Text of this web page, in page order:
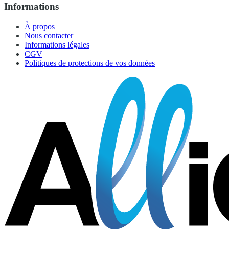
Informations
À propos
Nous contacter
Informations légales
CGV
Politiques de protections de vos données